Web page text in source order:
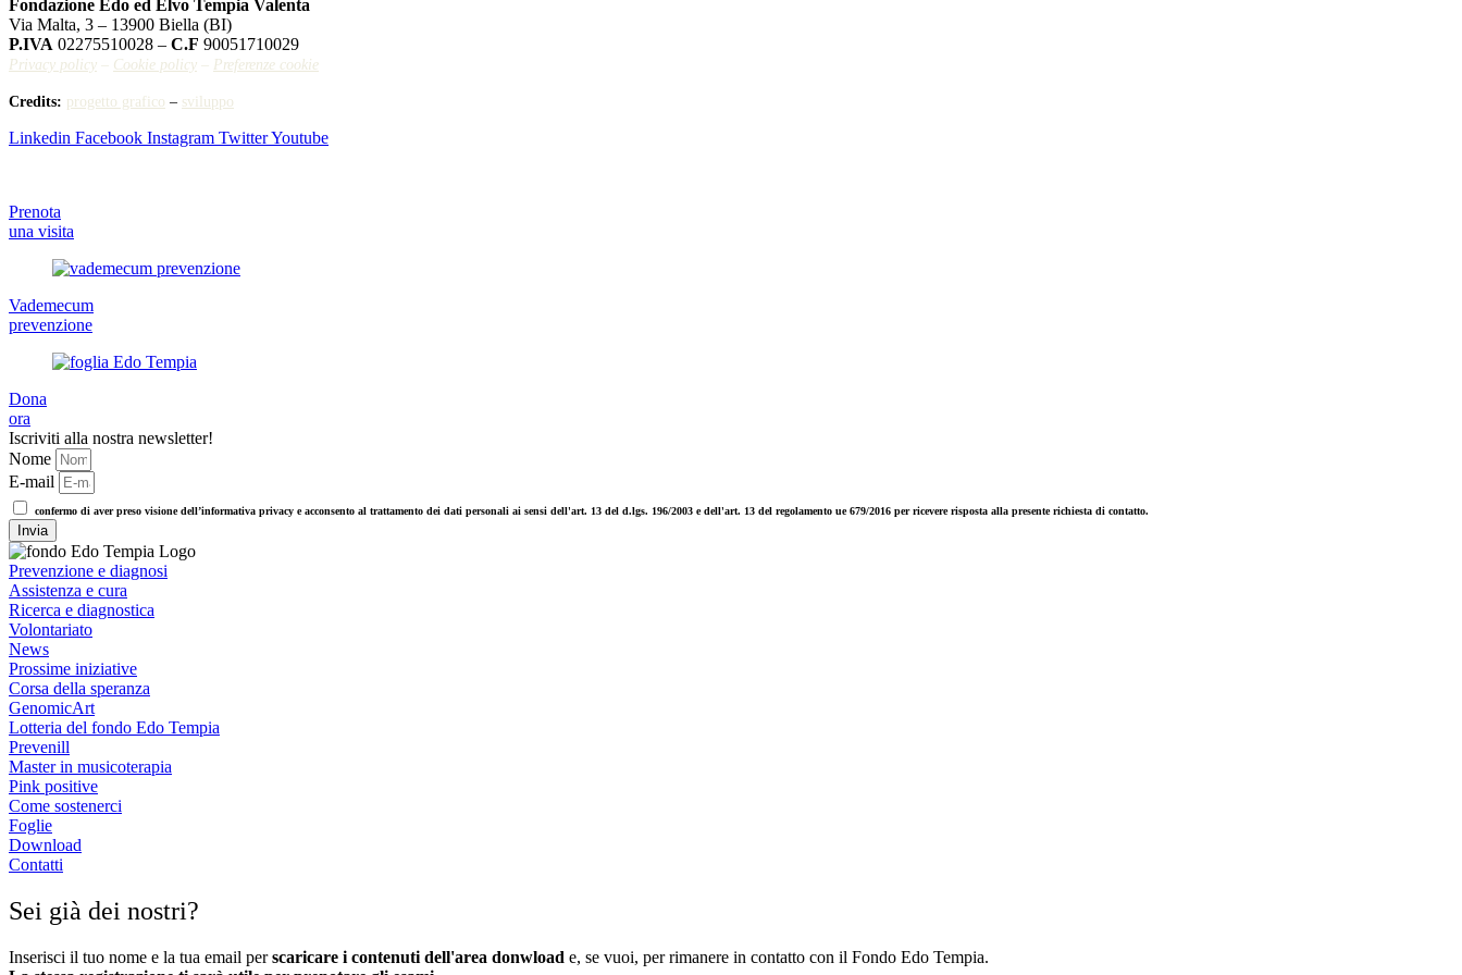
Fondazione Edo ed Elvo Tempia Valenta
Via Malta, 3 – 13900 Biella (BI)
P.IVA 02275510028 – C.F 90051710029
Privacy policy – Cookie policy – Preferenze cookie
Credits: progetto grafico – sviluppo
Linkedin Facebook Instagram TwitterYoutube
Prenota
una visita
Vademecum
prevenzione
Dona
ora
Iscriviti alla nostra newsletter!
Nome
E-mail
confermo di aver preso visione dell’informativa privacy e acconsento al trattamento dei dati personali ai sensi dell'art. 13 del d.lgs. 196/2003 e dell'art. 13 del regolamento ue 679/2016 per ricevere risposta alla presente richiesta di contatto.
Invia
Prevenzione e diagnosi
Assistenza e cura
Ricerca e diagnostica
Volontariato
News
Prossime iniziative
Corsa della speranza
GenomicArt
Lotteria del fondo Edo Tempia
Prevenill
Master in musicoterapia
Pink positive
Come sostenerci
Foglie
Download
Contatti
Sei già dei nostri?
Inserisci il tuo nome e la tua email perscaricare i contenuti dell'area donwload e, se vuoi, per rimanere in contatto con il Fondo Edo Tempia.